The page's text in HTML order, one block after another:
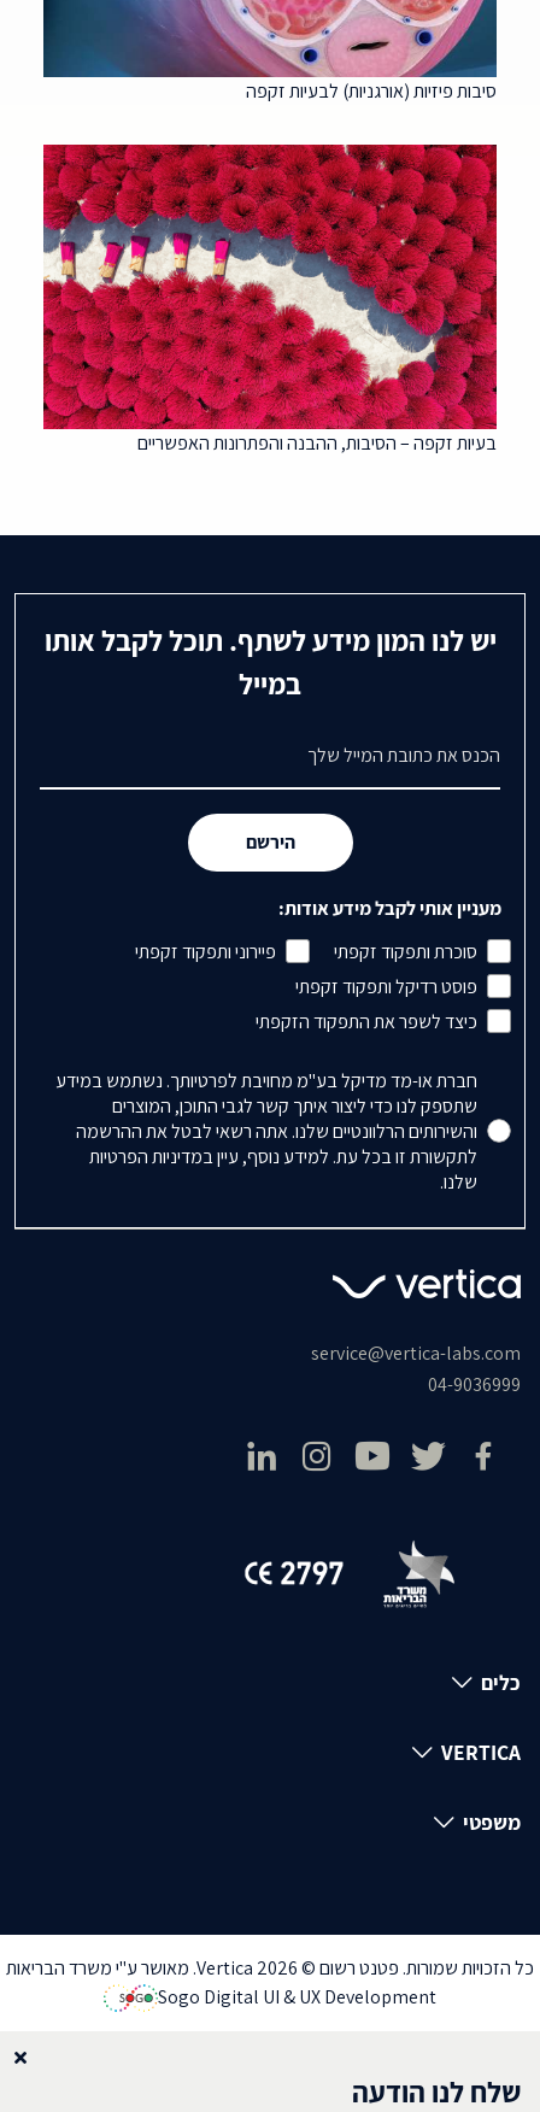
סיבות פיזיות (אורגניות) לבעיות זקפה
בעיות זקפה – הסיבות, ההבנה והפתרונות האפשריים
יש לנו המון מידע לשתף. תוכל לקבל אותו
במייל
הירשם
מעניין אותי לקבל מידע אודות:
סוכרת ותפקוד זקפתי
פיירוני ותפקוד זקפתי
פוסט רדיקל ותפקוד זקפתי
כיצד לשפר את התפקוד הזקפתי
Accepts Marketing
חברת או-מד מדיקל בע"מ מחויבת לפרטיותך. נשתמש במידע
שתספק לנו כדי ליצור איתך קשר לגבי התוכן, המוצרים
והשירותים הרלוונטיים שלנו. אתה רשאי לבטל את ההרשמה
לתקשורת זו בכל עת. למידע נוסף, עיין במדיניות הפרטיות
שלנו.
service@vertica-labs.com
04-9036999
כלים
VERTICA
משפטי
כל הזכויות שמורות. פטנט רשום © Vertica 2026. מאושר ע"י משרד הבריאות
Sogo Digital UI & UX Development
שלח לנו הודעה